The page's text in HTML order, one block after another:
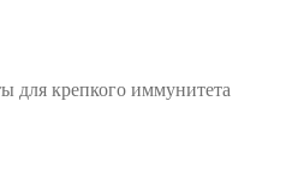
для крепкого иммунитета